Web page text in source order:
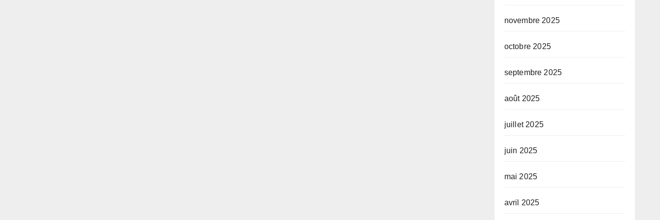
novembre 2025
octobre 2025
septembre 2025
août 2025
juillet 2025
juin 2025
mai 2025
avril 2025